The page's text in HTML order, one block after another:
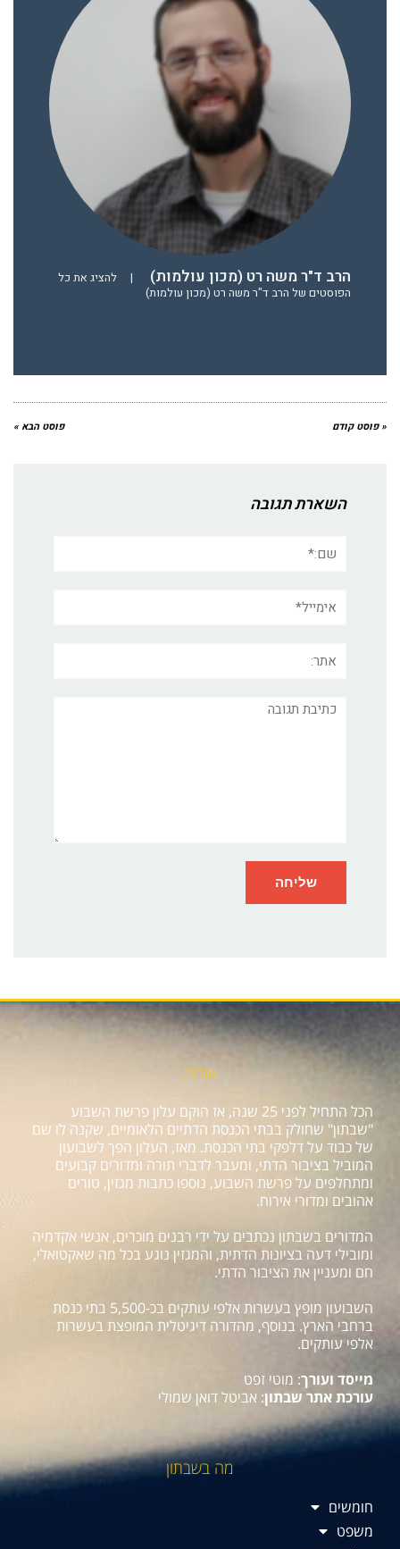
הרב ד"ר משה רט (מכון עולמות) |
להציג את כל
הפוסטים של הרב ד"ר משה רט (מכון עולמות)
« פוסט קודם פוסט הבא »
השארת תגובה
תגובה
אודות
הכל התחיל לפני 25 שנה, אז הוקם עלון פרשת השבוע
"שבתון" שחולק בבתי הכנסת הדתיים הלאומיים, שקנה לו שם
של כבוד על דלפקי בתי הכנסת. מאז, העלון הפך לשבועון
המוביל בציבור הדתי, ומעבר לדברי תורה ומדורים קבועים
ומתחלפים על פרשת השבוע, נוספו כתבות מגזין, טורים
אהובים ומדורי אירוח.
המדורים בשבתון נכתבים על ידי רבנים מוכרים, אנשי אקדמיה
ומובילי דעה בציונות הדתית, והמגזין נוגע בכל מה שאקטואלי,
חם ומעניין את הציבור הדתי.
השבועון מופץ בעשרות אלפי עותקים בכ-5,500 בתי כנסת
ברחבי הארץ. בנוסף, מהדורה דיגיטלית המופצת בעשרות
אלפי עותקים.
מייסד ועורך: מוטי זפט
עורכת אתר שבתון: אביטל דואן שמולי
מה בשבתון
חומשים
משפט